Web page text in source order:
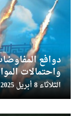
دوافع
واحتمالات
الثلاثاء 8 أبريل 2025 - 14:10:31